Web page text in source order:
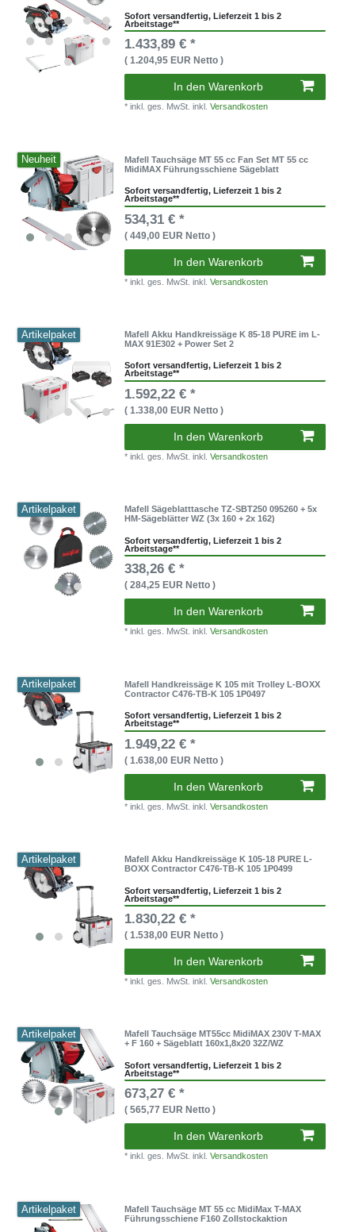
Sofort versandfertig, Lieferzeit 1 bis 2
Arbeitstage**
1.433,89 € *
( 1.204,95 EUR Netto )
In den Warenkorb
* inkl. ges. MwSt. inkl.Versandkosten
Neuheit
Mafell Tauchsäge MT 55 cc Fan Set MT 55 cc
MidiMAX Führungsschiene Sägeblatt
Sofort versandfertig, Lieferzeit 1 bis 2
Arbeitstage**
534,31 € *
( 449,00 EUR Netto )
In den Warenkorb
* inkl. ges. MwSt. inkl.Versandkosten
Artikelpaket
Mafell Akku Handkreissäge K 85-18 PURE im L-
MAX 91E302 + Power Set 2
Sofort versandfertig, Lieferzeit 1 bis 2
Arbeitstage**
1.592,22 € *
( 1.338,00 EUR Netto )
In den Warenkorb
* inkl. ges. MwSt. inkl.Versandkosten
Artikelpaket
Mafell Sägeblatttasche TZ-SBT250 095260 + 5x
HM-Sägeblätter WZ (3x 160 + 2x 162)
Sofort versandfertig, Lieferzeit 1 bis 2
Arbeitstage**
338,26 € *
( 284,25 EUR Netto )
In den Warenkorb
* inkl. ges. MwSt. inkl.Versandkosten
Artikelpaket
Mafell Handkreissäge K 105 mit Trolley L-BOXX
Contractor C476-TB-K 105 1P0497
Sofort versandfertig, Lieferzeit 1 bis 2
Arbeitstage**
1.949,22 € *
( 1.638,00 EUR Netto )
In den Warenkorb
* inkl. ges. MwSt. inkl.Versandkosten
Artikelpaket
Mafell Akku Handkreissäge K 105-18 PURE L-
BOXX Contractor C476-TB-K 105 1P0499
Sofort versandfertig, Lieferzeit 1 bis 2
Arbeitstage**
1.830,22 € *
( 1.538,00 EUR Netto )
In den Warenkorb
* inkl. ges. MwSt. inkl.Versandkosten
Artikelpaket
Mafell Tauchsäge MT55cc MidiMAX 230V T-MAX
+ F 160 + Sägeblatt 160x1,8x20 32Z/WZ
Sofort versandfertig, Lieferzeit 1 bis 2
Arbeitstage**
673,27 € *
( 565,77 EUR Netto )
In den Warenkorb
* inkl. ges. MwSt. inkl.Versandkosten
Artikelpaket
Mafell Tauchsäge MT 55 cc MidiMax T-MAX
Führungsschiene F160 Zollstockaktion